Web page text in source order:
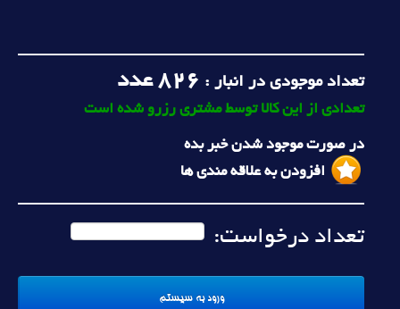
تعداد موجودی در انبار : 826 عدد
تعدادی از این کالا توسط مشتری رزرو شده است
در صورت موجود شدن خبر بده
افزودن به علاقه مندی ها
تعداد درخواست: